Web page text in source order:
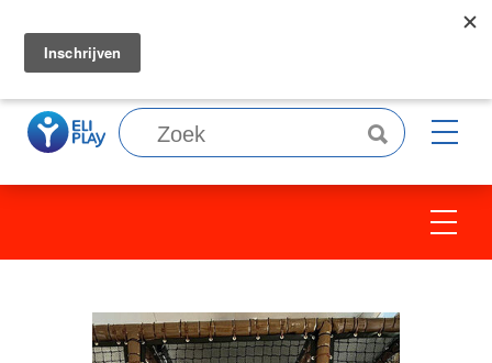
Wij zoeken collega's, bekijk
vacatures